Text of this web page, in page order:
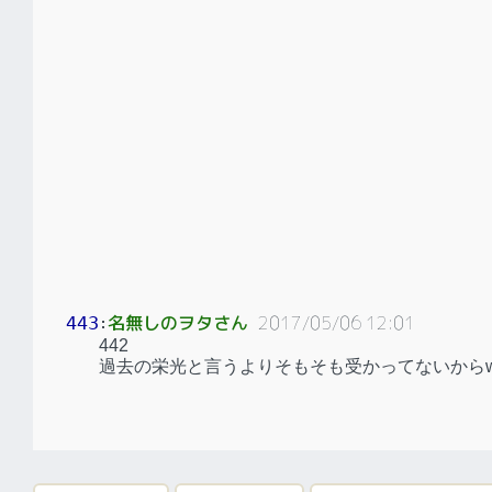
443 ：名無しのヲタさん 2017/05/06 12:01
442
過去の栄光と言うよりそもそも受かってないから